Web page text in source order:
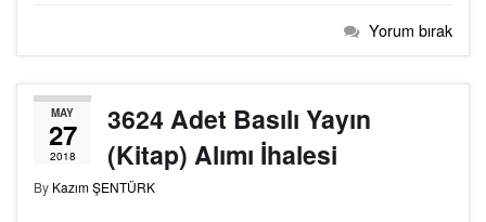
Yorum bırak
MAY
27
2018
3624 Adet Basılı Yayın
(Kitap) Alımı İhalesi
By Kazım ŞENTÜRK